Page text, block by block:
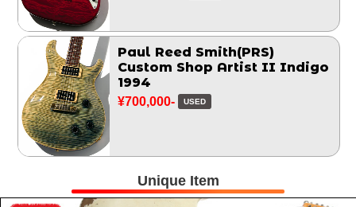
Paul Reed Smith(PRS)
Custom Shop Artist II Indigo
1994
¥700,000- USED
Unique Item